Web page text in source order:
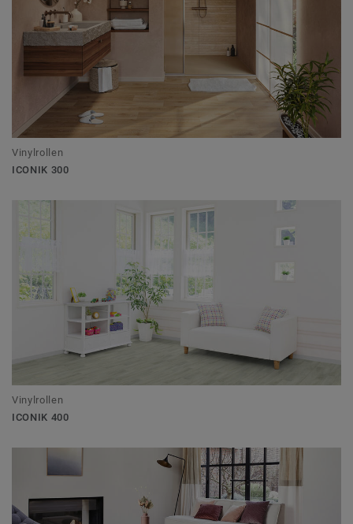
Vinylrollen
ICONIK 300
Vinylrollen
ICONIK 400